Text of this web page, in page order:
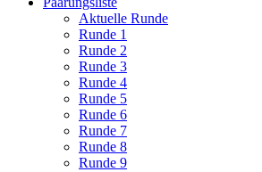
Aktuelle Runde
Runde 1
Runde 2
Runde 3
Runde 4
Runde 5
Runde 6
Runde 7
Runde 8
Runde 9